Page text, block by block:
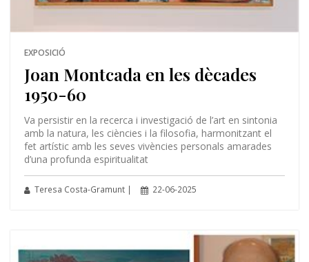
EXPOSICIÓ
Joan Montcada en les dècades
1950-60
Va persistir en la recerca i investigació de l’art en sintonia
amb la natura, les ciències i la filosofia, harmonitzant el
fet artístic amb les seves vivències personals amarades
d’una profunda espiritualitat
Teresa Costa-Gramunt | 22-06-2025